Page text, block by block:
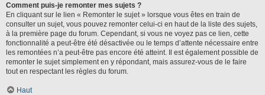
Comment puis-je remonter mes sujets ?
En cliquant sur le lien « Remonter le sujet » lorsque vous êtes en train de
consulter un sujet, vous pouvez remonter celui-ci en haut de la liste des sujets,
à la première page du forum. Cependant, si vous ne voyez pas ce lien, cette
fonctionnalité a peut-être été désactivée ou le temps d’attente nécessaire entre
les remontées n’a peut-être pas encore été atteint. Il est également possible de
remonter le sujet simplement en y répondant, mais assurez-vous de le faire
tout en respectant les règles du forum.
Haut